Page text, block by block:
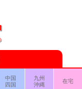
中国
四国
九州
沖縄
在宅